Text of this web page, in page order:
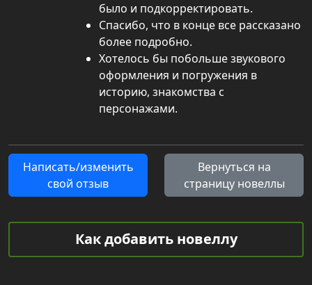
было и подкорректировать.
Спасибо, что в конце все рассказано
более подробно.
Хотелось бы побольше звукового
оформления и погружения в
историю, знакомства с
персонажами.
Написать/изменить
свой отзыв
Вернуться на
страницу новеллы
Как добавить новеллу